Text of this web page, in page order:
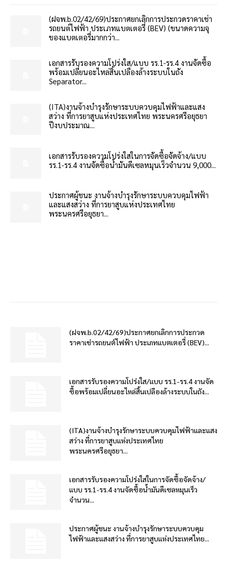
(ฝจพ.b.02/42/69)ประกาศยกเลิกการประกวดราคาเช่า
รถยนต์ไฟฟ้า ประเภทแบตเตอรี่ (BEV) (ขนาดความจุ
ของแบตเตอรี่มากกว่า...
เอกสารรับรองความโปร่งใส/แบบ รร.1-รร.4 งานจัดซื้อ
พร้อมเปลี่ยนอะไหล่สิ้นเปลืองล้างระบบในถัง
Separator...
(ITA)งานจ้างบำรุงรักษาระบบควบคุมไฟฟ้าและแสง
สว่าง ที่การยาสูบแห่งประเทศไทย พระนครศรีอยุธยา
ปีงบประมาณ...
เอกสารรับรองความโปร่งใสในการจัดซื้อจัดจ้าง/แบบ
รร.1-รร.4 งานจัดซื้อน้ำมันดีเซลหมุนเร็วจำนวน 9,000...
ประกาศผู้ชนะ งานจ้างบำรุงรักษาระบบควบคุมไฟฟ้า
และแสงสว่าง ที่การยาสูบแห่งประเทศไทย
พระนครศรีอยุธยา...
(ฝจพ.b.02/42/69)ประกาศยกเลิกการประกวด
ราคาเช่ารถยนต์ไฟฟ้า ประเภทแบตเตอรี่ (BEV)...
เอกสารรับรองความโปร่งใส/แบบ รร.1-รร.4 งานจัด
ซื้อพร้อมเปลี่ยนอะไหล่สิ้นเปลืองล้างระบบในถัง...
(ITA)งานจ้างบำรุงรักษาระบบควบคุมไฟฟ้าและแสง
สว่าง ที่การยาสูบแห่งประเทศไทย
พระนครศรีอยุธยา...
เอกสารรับรองความโปร่งใสในการจัดซื้อจัดจ้าง/
แบบ รร.1-รร.4 งานจัดซื้อน้ำมันดีเซลหมุนเร็ว
จำนวน...
ประกาศผู้ชนะ งานจ้างบำรุงรักษาระบบควบคุม
ไฟฟ้าและแสงสว่าง ที่การยาสูบแห่งประเทศไทย...